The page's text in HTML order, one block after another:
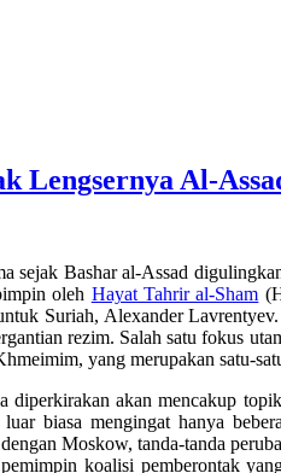
Lengsernya Al-
sejak Bashar al-Assad
oleh Hayat Tahrir al-Sham
Suriah, Alexander
rezim. Salah satu fokus
yang merupakan satu-
diperkirakan akan mencakup
biasa mengingat hanya
Moskow, tanda-tanda
koalisi pemberontak